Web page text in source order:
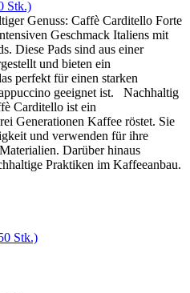
Stk.)
Genuss: Caffè Carditello Forte
Geschmack Italiens mit
Diese Pads sind aus einer
und bieten ein
perfekt für einen starken
geeignet ist. Nachhaltig
Carditello ist ein
Generationen Kaffee röstet. Sie
und verwenden für ihre
Darüber hinaus
Praktiken im Kaffeeanbau.